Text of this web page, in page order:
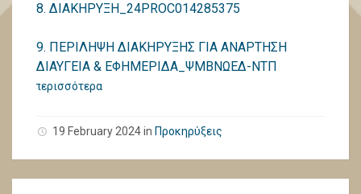
8. ΔΙΑΚΗΡΥΞΗ_24PROC014285375
9. ΠΕΡΙΛΗΨΗ ΔΙΑΚΗΡΥΞΗΣ ΓΙΑ ΑΝΑΡΤΗΣΗ
ΔΙΑΥΓΕΙΑ & ΕΦΗΜΕΡΙΔΑ_ΨΜΒΝΩΕΔ-ΝΤΠ
περισσότερα
19 February 2024in Προκηρύξεις